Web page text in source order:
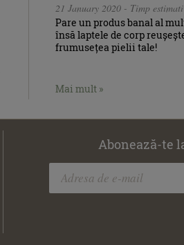
21 January 2020 - Timp
Pare un produs banal al
însă laptele de corp
frumusețea pielii tale!
Mai mult »
Abonează-te